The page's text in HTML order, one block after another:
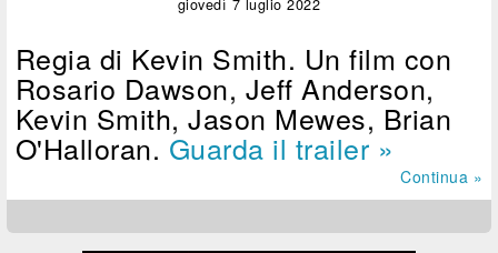
giovedì 7 luglio 2022
Regia di Kevin Smith. Un film con
Rosario Dawson, Jeff Anderson,
Kevin Smith, Jason Mewes, Brian
O'Halloran. Guarda il trailer »
Continua »